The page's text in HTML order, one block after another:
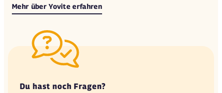
Mehr über Yovite erfahren
Du hast noch Fragen?